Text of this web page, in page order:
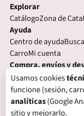
Explorar
CatálogoZona de Cata
Ayuda
Centro de ayuda
CarroMi cuenta
Compra, envíos y
Condiciones de
Plazos de entrega
Legal
Aviso legalPrivacidad
Usamos cookies
funcione (sesión,
analíticas(Google
sitio y mejorarlo.